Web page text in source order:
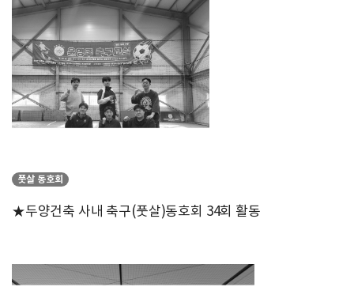
풋살 동호회
★두양건축 사내 축구(풋살)동호회 34회 활동